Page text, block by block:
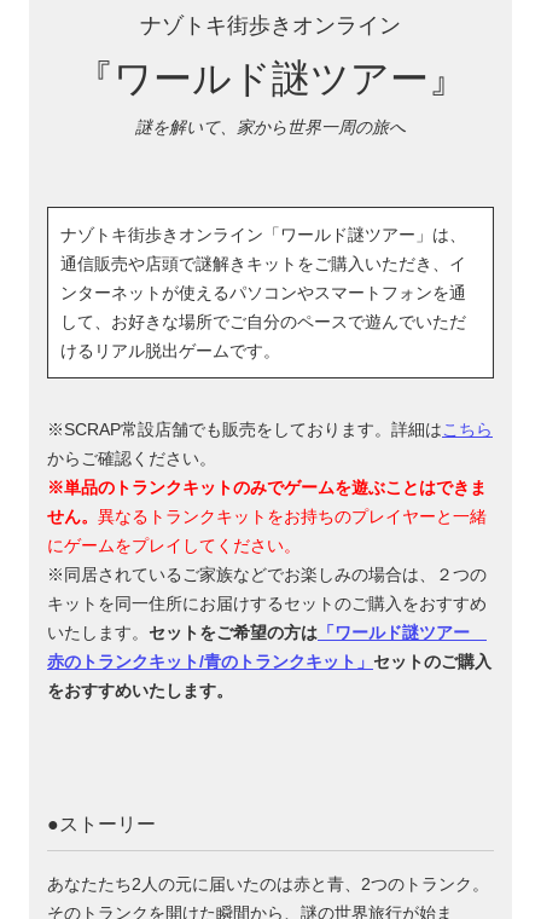
ナゾトキ街歩きオンライン
『ワールド謎ツアー』
謎を解いて、家から世界一周の旅へ
ナゾトキ街歩きオンライン「ワールド謎ツアー」は、
通信販売や店頭で謎解きキットをご購入いただき、イ
ンターネットが使えるパソコンやスマートフォンを通
して、お好きな場所でご自分のペースで遊んでいただ
けるリアル脱出ゲームです。
※SCRAP常設店舗でも販売をしております。詳細はこちら
からご確認ください。
※単品のトランクキットのみでゲームを遊ぶことはできま
せん。 異なるトランクキットをお持ちのプレイヤーと一緒
にゲームをプレイしてください。
※同居されているご家族などでお楽しみの場合は、２つの
キットを同一住所にお届けするセットのご購入をおすすめ
いたします。 セットをご希望の方は 「ワールド謎ツアー
赤のトランクキット/青のトランクキット」 セットのご購入
をおすすめいたします。
●ストーリー
あなたたち2人の元に届いたのは赤と青、2つのトランク。
そのトランクを開けた瞬間から、謎の世界旅行が始ま